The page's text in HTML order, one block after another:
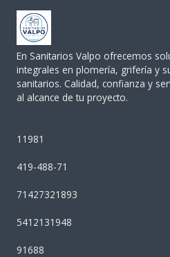
En Sanitarios Valpo ofrecemos
integrales en plomería, grifería y
sanitarios. Calidad, confianza y
al alcance de tu proyecto.
11981
419-488-71
71427321893
5412131948
91688